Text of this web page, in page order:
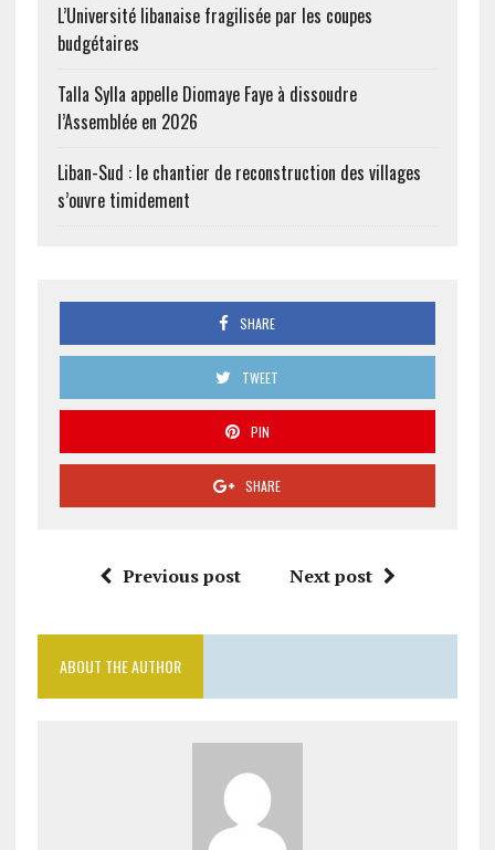
L’Université libanaise fragilisée par les coupes
budgétaires
Talla Sylla appelle Diomaye Faye à dissoudre
l’Assemblée en 2026
Liban-Sud : le chantier de reconstruction des villages
s’ouvre timidement
SHARE
TWEET
PIN
SHARE
Previous post Next post
ABOUT THE AUTHOR